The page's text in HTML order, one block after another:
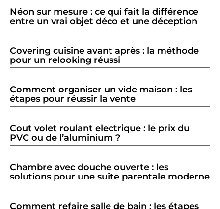
Néon sur mesure : ce qui fait la différence
entre un vrai objet déco et une déception
Covering cuisine avant après : la méthode
pour un relooking réussi
Comment organiser un vide maison : les
étapes pour réussir la vente
Cout volet roulant electrique : le prix du
PVC ou de l’aluminium ?
Chambre avec douche ouverte : les
solutions pour une suite parentale moderne
Comment refaire salle de bain : les étapes